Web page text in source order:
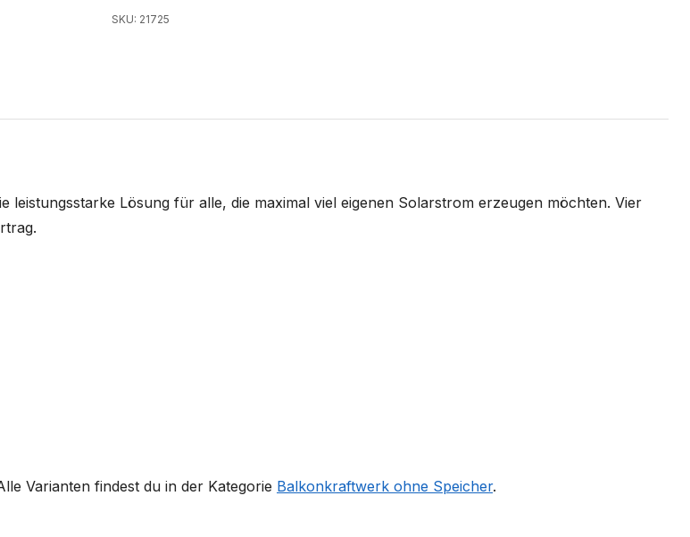
SKU: 21725
leistungsstarke Lösung für alle, die maximal viel eigenen Solarstrom erzeugen möchten. Vier
Varianten findest du in der Kategorie Balkonkraftwerk ohne Speicher.